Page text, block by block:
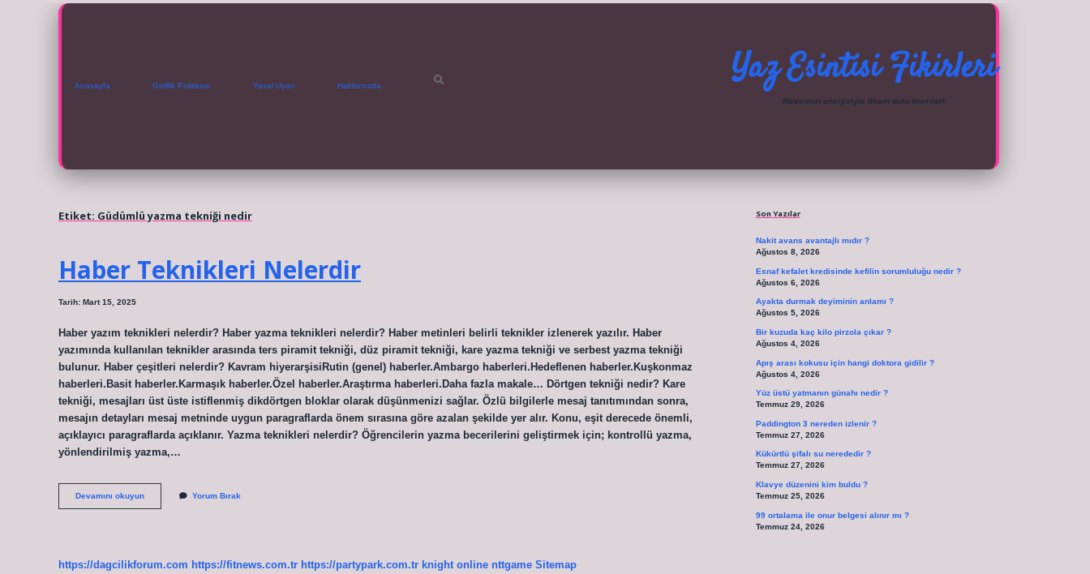
Anasayfa Gizlilik Politikası Yasal Uyarı Hakkımızda Yaz Esintisi Fikirleri
Mevsimin enerjisiyle ilham dolu öneriler!
Etiket: Güdümlü yazma tekniği nedir
Haber Teknikleri Nelerdir
Tarih: Mart 15, 2025
Haber yazım teknikleri nelerdir? Haber yazma teknikleri nelerdir? Haber metinleri belirli teknikler izlenerek yazılır. Haber
yazımında kullanılan teknikler arasında ters piramit tekniği, düz piramit tekniği, kare yazma tekniği ve serbest yazma tekniği
bulunur. Haber çeşitleri nelerdir? Kavram hiyerarşisiRutin (genel) haberler.Ambargo haberleri.Hedeflenen haberler.Kuşkonmaz
haberleri.Basit haberler.Karmaşık haberler.Özel haberler.Araştırma haberleri.Daha fazla makale… Dörtgen tekniği nedir? Kare
tekniği, mesajları üst üste istiflenmiş dikdörtgen bloklar olarak düşünmenizi sağlar. Özlü bilgilerle mesaj tanıtımından sonra,
mesajın detayları mesaj metninde uygun paragraflarda önem sırasına göre azalan şekilde yer alır. Konu, eşit derecede önemli,
açıklayıcı paragraflarda açıklanır. Yazma teknikleri nelerdir? Öğrencilerin yazma becerilerini geliştirmek için; kontrollü yazma,
yönlendirilmiş yazma,…
Devamını okuyunHaber
Teknikleri
Yorum Bırak
https://dagcilikforum.com https://fitnews.com.tr https://partypark.com.tr knight online nttgame Sitemap
Sidebar
Son Yazılar
Nakit avans avantajlı mıdır ?
Ağustos 8, 2026
Esnaf kefalet kredisinde kefilin sorumluluğu nedir ?
Ağustos 6, 2026
Ayakta durmak deyiminin anlamı ?
Ağustos 5, 2026
Bir kuzuda kaç kilo pirzola çıkar ?
Ağustos 4, 2026
Apış arası kokusu için hangi doktora gidilir ?
Ağustos 4, 2026
Yüz üstü yatmanın günahı nedir ?
Temmuz 29, 2026
Paddington 3 nereden izlenir ?
Temmuz 27, 2026
Kükürtlü şifalı su nerededir ?
Temmuz 27, 2026
Klavye düzenini kim buldu ?
Temmuz 25, 2026
99 ortalama ile onur belgesi alınır mı ?
Temmuz 24, 2026